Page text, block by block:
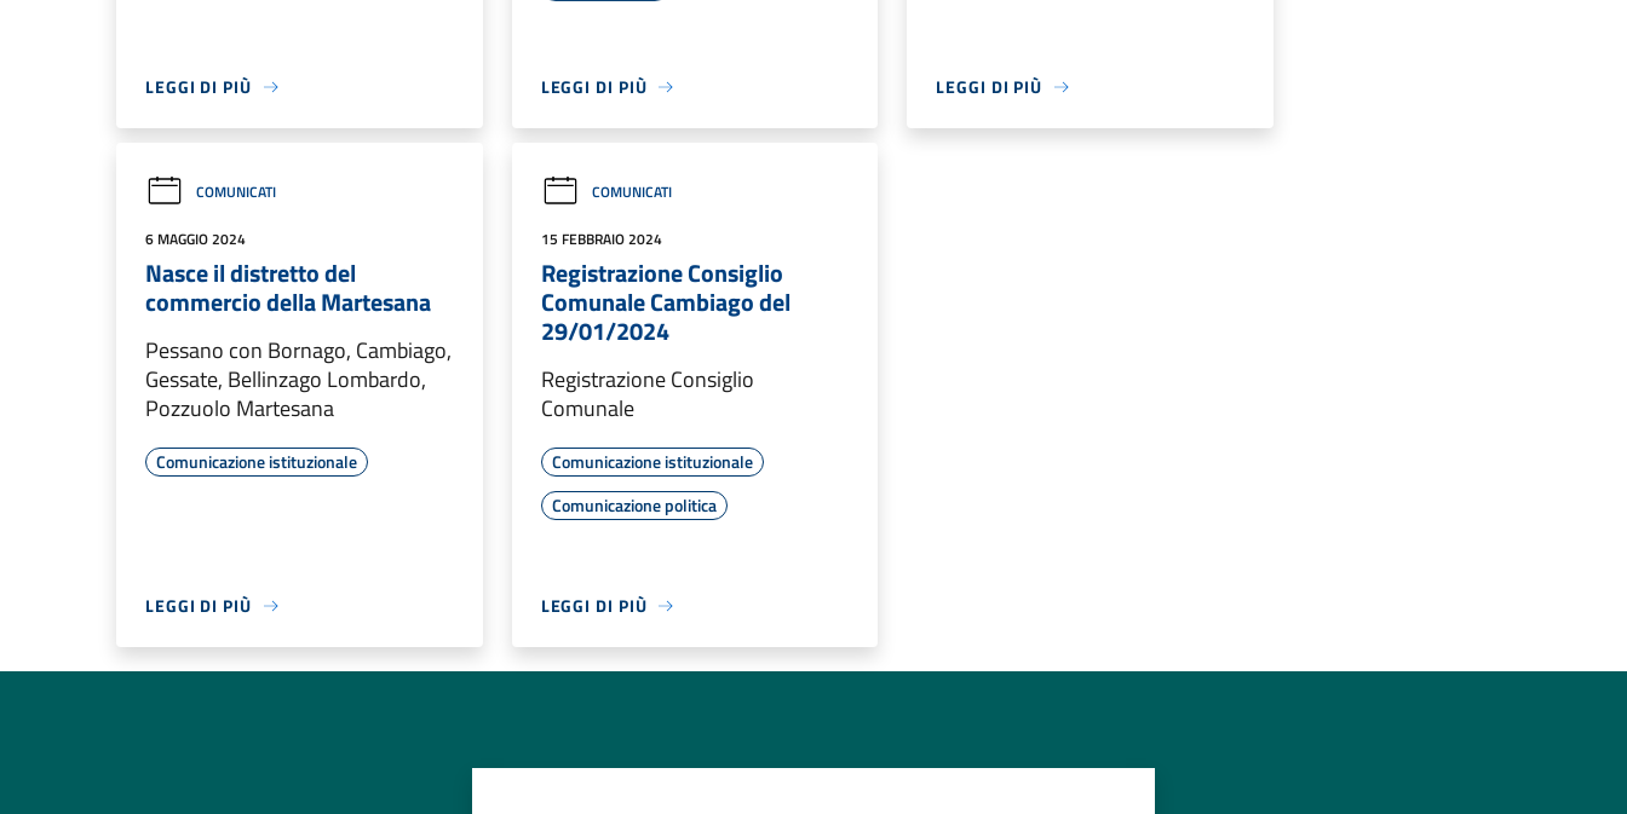
LEGGI DI PIÙ LEGGI DI PIÙ LEGGI DI PIÙ
COMUNICATI
6 MAGGIO 2024
Nasce il distretto del
commercio della Martesana
Pessano con Bornago, Cambiago,
Gessate, Bellinzago Lombardo,
Pozzuolo Martesana
Comunicazione istituzionale
LEGGI DI PIÙ
COMUNICATI
15 FEBBRAIO 2024
Registrazione Consiglio
Comunale Cambiago del
29/01/2024
Registrazione Consiglio
Comunale
Comunicazione istituzionale
Comunicazione politica
LEGGI DI PIÙ